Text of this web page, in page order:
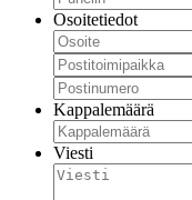
Osoitetiedot
Kappalemäärä
Viesti